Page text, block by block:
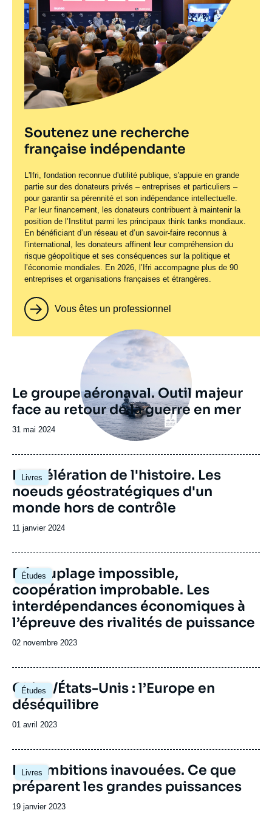
Soutenez une recherche
française indépendante
L'Ifri, fondation reconnue d'utilité publique, s'appuie en grande
partie sur des donateurs privés – entreprises et particuliers –
pour garantir sa pérennité et son indépendance intellectuelle.
Par leur financement, les donateurs contribuent à maintenir la
position de l’Institut parmi les principaux think tanks mondiaux.
En bénéficiant d’un réseau et d’un savoir-faire reconnus à
l’international, les donateurs affinent leur compréhension du
risque géopolitique et ses conséquences sur la politique et
l’économie mondiales. En 2026, l’Ifri accompagne plus de 90
entreprises et organisations françaises et étrangères.
Vous êtes un professionnel
Image
principale
Le groupe aéronaval. Outil majeur
face au retour de la guerre en mer
Date
publication
31 mai 2024
Livres
Image
principale
L'accélération de l'histoire. Les
noeuds géostratégiques d'un
monde hors de contrôle
Date
publication
11 janvier 2024
Études
Image
principale
Découplage impossible,
coopération improbable. Les
interdépendances économiques à
l’épreuve des rivalités de puissance
Date
publication
02 novembre 2023
Études
Image
principale
Chine/États-Unis : l’Europe en
déséquilibre
Date
publication
01 avril 2023
Livres
Image
principale
Les ambitions inavouées. Ce que
préparent les grandes puissances
Date
19 janvier 2023